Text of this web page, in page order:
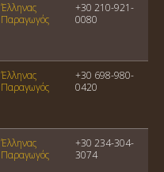
Έλληνας
Παραγωγός
+30 210-921-
0080
Έλληνας
Παραγωγός
+30 698-980-
0420
Έλληνας
Παραγωγός
+30 234-304-
3074